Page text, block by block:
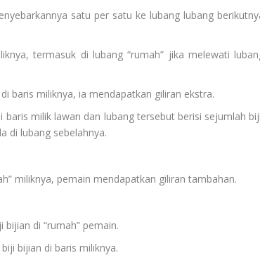
satu per satu ke lubang lubang
termasuk di lubang “rumah” jika melewati
baris miliknya, ia mendapatkan giliran ekstra.
milik lawan dan lubang tersebut berisi sejumlah
di lubang sebelahnya.
miliknya, pemain mendapatkan giliran tambahan.
di “rumah” pemain.
bijian di baris miliknya.